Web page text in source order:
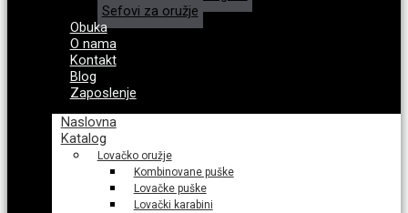
Sefovi za oružje
Obuka
O nama
Kontakt
Blog
Zaposlenje
Naslovna
Katalog
Lovačko oružje
Kombinovane puške
Lovačke puške
Lovački karabini